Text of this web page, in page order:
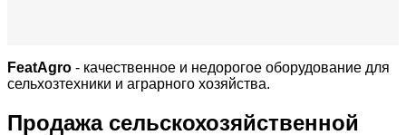
FeatAgro - качественное и недорогое оборудование для
сельхозтехники и аграрного хозяйства.
Продажа сельскохозяйственной